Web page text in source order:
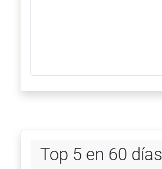
Top 5 en 60 días